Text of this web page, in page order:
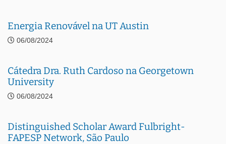
Energia Renovável na UT Austin
06/08/2024
Cátedra Dra. Ruth Cardoso na Georgetown
University
06/08/2024
Distinguished Scholar Award Fulbright-
FAPESP Network, São Paulo